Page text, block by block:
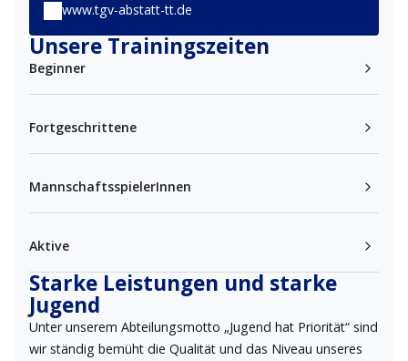
www.tgv-abstatt-tt.de
Unsere Trainingszeiten
Beginner
Fortgeschrittene
MannschaftsspielerInnen
Aktive
Starke Leistungen und starke
Jugend
Unter unserem Abteilungsmotto „Jugend hat Priorität“ sind
wir ständig bemüht die Qualität und das Niveau unseres